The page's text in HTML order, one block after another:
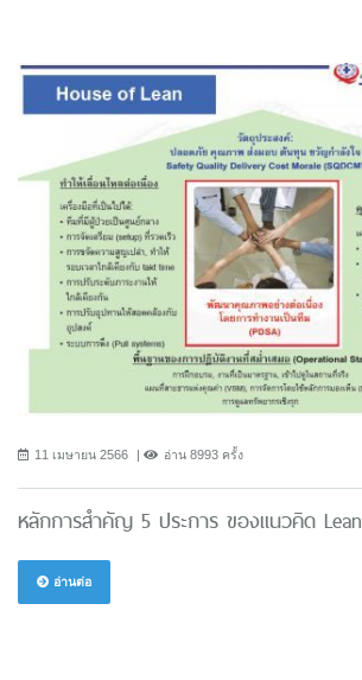
11 เมษายน 2566 อ่าน 8993 ครั้ง
หลักการสำคัญ 5 ประการ ของแนวคิด Lean
อ่านต่อ